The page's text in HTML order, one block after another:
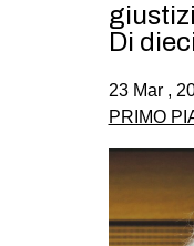
Di
23 Mar ,
PRIMO